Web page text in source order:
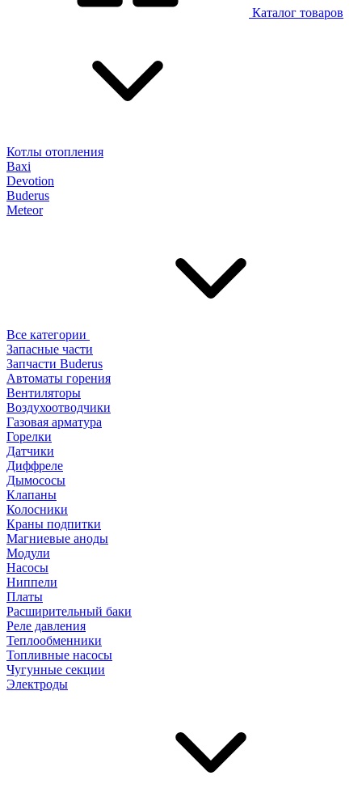
Каталог товаров
Котлы отопления
Baxi
Devotion
Buderus
Meteor
Все категории
Запасные части
Запчасти Buderus
Автоматы горения
Вентиляторы
Воздухоотводчики
Газовая арматура
Горелки
Датчики
Диффреле
Дымососы
Клапаны
Колосники
Краны подпитки
Магниевые аноды
Модули
Насосы
Ниппели
Платы
Расширительный баки
Реле давления
Теплообменники
Топливные насосы
Чугунные секции
Электроды